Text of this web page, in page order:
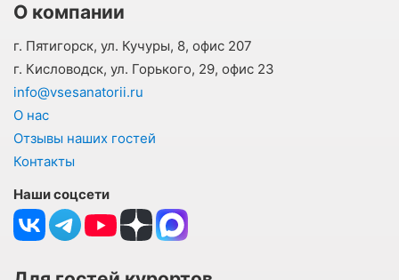
О компании
г. Пятигорск, ул. Кучуры, 8, офис 207
г. Кисловодск, ул. Горького, 29, офис 23
info@vsesanatorii.ru
О нас
Отзывы наших гостей
Контакты
Наши соцсети